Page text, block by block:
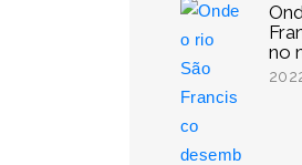
no